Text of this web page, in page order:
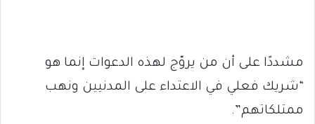
مشددًا على أن من يروّج لهذه الدعوات إنما هو
“شريك فعلي في الاعتداء على المدنيين ونهب
ممتلكاتهم”.